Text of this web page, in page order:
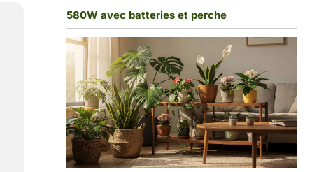
580W avec batteries et perche